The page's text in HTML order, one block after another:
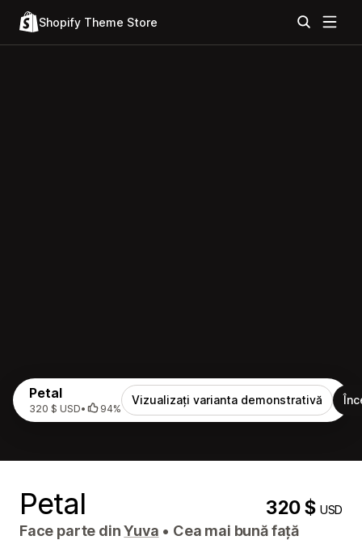
Shopify Theme Store
Petal
320 $ USD• 94%
Vizualizați varianta demonstrativă
Petal 320 $USD
Face parte dinYuva • Cea mai bună față